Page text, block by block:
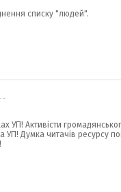
списку "людей".
УП! Активісти
УП! Думка читачів